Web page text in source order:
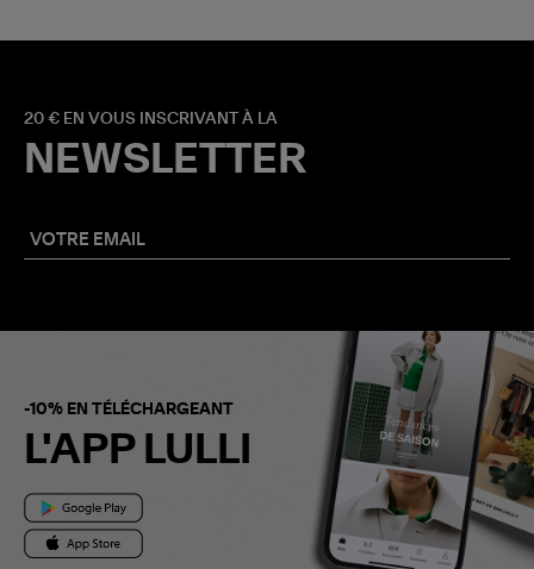
20 € EN VOUS INSCRIVANT À LA
NEWSLETTER
-10% EN TÉLÉCHARGEANT
L'APP LULLI